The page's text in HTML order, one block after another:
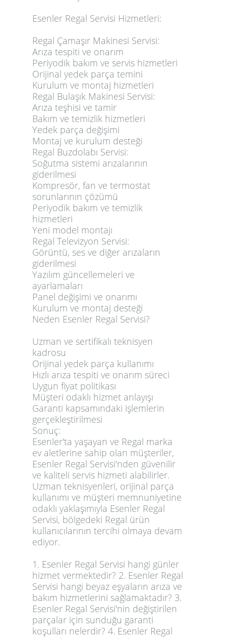
Esenler Regal Servisi Hizmetleri:
Regal Çamaşır Makinesi Servisi:
Arıza tespiti ve onarım
Periyodik bakım ve servis hizmetleri
Orijinal yedek parça temini
Kurulum ve montaj hizmetleri
Regal Bulaşık Makinesi Servisi:
Arıza teşhisi ve tamir
Bakım ve temizlik hizmetleri
Yedek parça değişimi
Montaj ve kurulum desteği
Regal Buzdolabı Servisi:
Soğutma sistemi arızalarının
giderilmesi
Kompresör, fan ve termostat
sorunlarının çözümü
Periyodik bakım ve temizlik
hizmetleri
Yeni model montajı
Regal Televizyon Servisi:
Görüntü, ses ve diğer arızaların
giderilmesi
Yazılım güncellemeleri ve
ayarlamaları
Panel değişimi ve onarımı
Kurulum ve montaj desteği
Neden Esenler Regal Servisi?
Uzman ve sertifikalı teknisyen
kadrosu
Orijinal yedek parça kullanımı
Hızlı arıza tespiti ve onarım süreci
Uygun fiyat politikası
Müşteri odaklı hizmet anlayışı
Garanti kapsamındaki işlemlerin
gerçekleştirilmesi
Sonuç:
Esenler'ta yaşayan ve Regal marka
ev aletlerine sahip olan müşteriler,
Esenler Regal Servisi'nden güvenilir
ve kaliteli servis hizmeti alabilirler.
Uzman teknisyenleri, orijinal parça
kullanımı ve müşteri memnuniyetine
odaklı yaklaşımıyla Esenler Regal
Servisi, bölgedeki Regal ürün
kullanıcılarının tercihi olmaya devam
ediyor.
1. Esenler Regal Servisi hangi günler
hizmet vermektedir? 2. Esenler Regal
Servisi hangi beyaz eşyaların arıza ve
bakım hizmetlerini sağlamaktadır? 3.
Esenler Regal Servisi'nin değiştirilen
parçalar için sunduğu garanti
koşulları nelerdir? 4. Esenler Regal